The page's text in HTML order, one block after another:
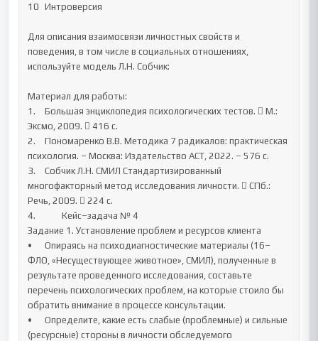
10	Интроверсия
Для описания взаимосвязи личностных свойств и
поведения, в том числе в социальных отношениях,
используйте модель Л.Н. Собчик:
Материал для работы:
1.	Большая энциклопедия психологических тестов.  М.:
Эксмо, 2009.  416 с.
2.	Пономаренко В.В. Методика 7 радикалов: практическая
психология. – Москва: Издательство АСТ, 2022. – 576 с.
3.	Собчик Л.Н. СМИЛ Стандартизированный
многофакторный метод исследования личности.  СПб.:
Речь, 2009.  224 с.
4.		Кейс–задача № 4
Задание 1. Установление проблем и ресурсов клиента
•	Опираясь на психодиагностические материалы (16–
ФЛО, «Несуществующее животное», СМИЛ), полученные в
результате проведенного исследования, составьте
перечень психологических проблем, на которые стоило бы
обратить внимание в процессе консультации.
•	Определите, какие есть слабые (проблемные) и сильные
(ресурсные) стороны в личности обследуемого